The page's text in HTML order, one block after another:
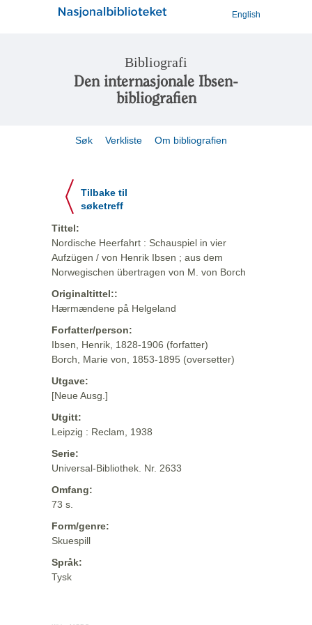
English
Bibliografi
Den internasjonale Ibsen-
bibliografien
Søk Verkliste Om bibliografien
Tilbake til
søketreff
Tittel:
Nordische Heerfahrt : Schauspiel in vier
Aufzügen / von Henrik Ibsen ; aus dem
Norwegischen übertragen von M. von Borch
Originaltittel::
Hærmændene på Helgeland
Forfatter/person:
Ibsen, Henrik, 1828-1906 (forfatter)
Borch, Marie von, 1853-1895 (oversetter)
Utgave:
[Neue Ausg.]
Utgitt:
Leipzig : Reclam, 1938
Serie:
Universal-Bibliothek. Nr. 2633
Omfang:
73 s.
Form/genre:
Skuespill
Språk:
Tysk